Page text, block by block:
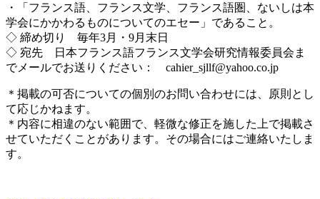
・「フランス語、フランス文学、フランス語圏、ないしは本
学会にかかわるものについてのエセー」であること。
◇ 締め切り 毎年3月・9月末日
◇ 宛先 日本フランス語フランス文学会研究情報委員会ま
でメールでお送りください： cahier_sjllf@yahoo.co.jp
＊掲載の可否についての個別のお問い合わせには、原則とし
て応じかねます。
＊内容に相違のない範囲で、軽微な修正を施した上で掲載さ
せていただくことがあります。その場合にはご連絡いたしま
す。